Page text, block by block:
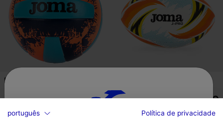
Bola Voleibol J-Pro Volley Coral
Branco Laranja
português
Política de privacidade